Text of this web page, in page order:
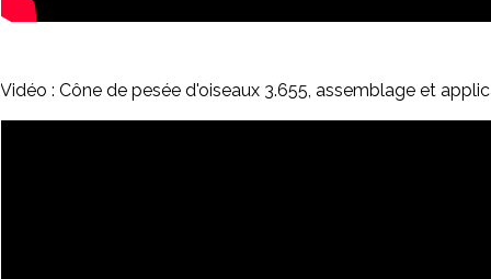
Vidéo : Cône de pesée d'oiseaux 3.655, assemblage et